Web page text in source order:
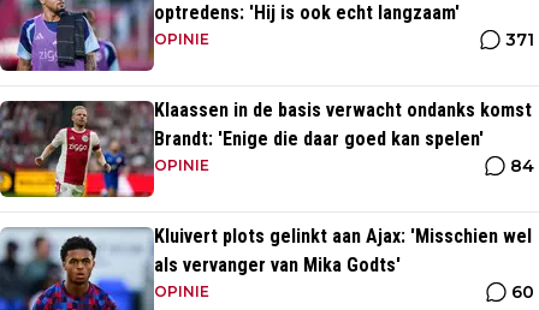
optredens: 'Hij is ook echt langzaam'
OPINIE 371
Klaassen in de basis verwacht ondanks komst
Brandt: 'Enige die daar goed kan spelen'
OPINIE 84
Kluivert plots gelinkt aan Ajax: 'Misschien wel
als vervanger van Mika Godts'
OPINIE 60